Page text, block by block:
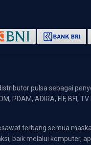
pulsa sebagai
PDAM, ADIRA, FIF,
terbang semua
baik melalui komputer,